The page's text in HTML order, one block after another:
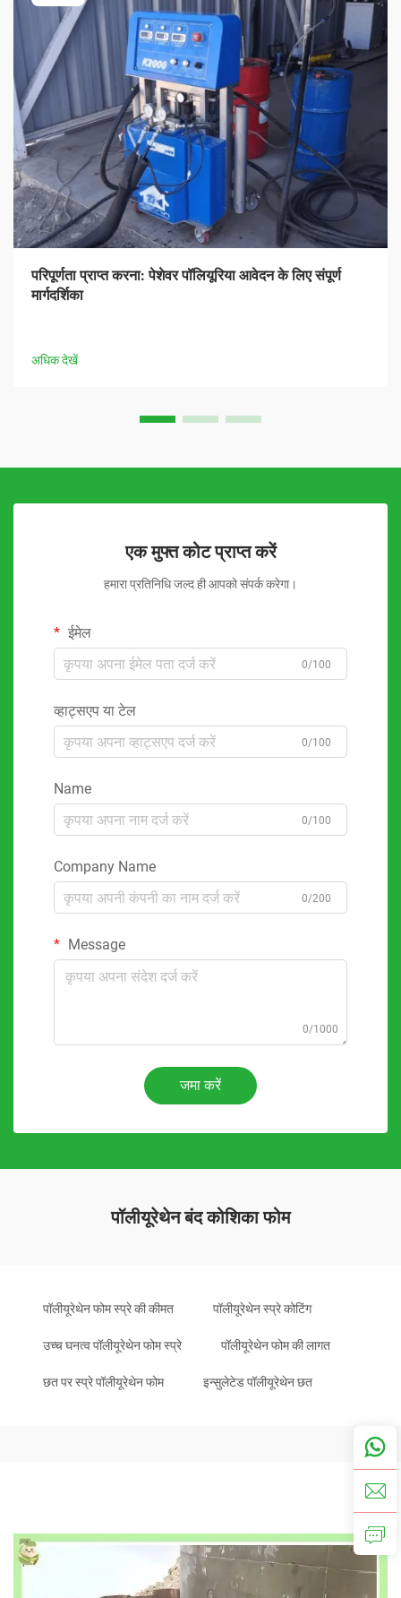
परिपूर्णता प्राप्त करना: पेशेवर पॉलियूरिया आवेदन के लिए संपूर्ण
मार्गदर्शिका
अधिक देखें
एक मुफ्त कोट प्राप्त करें
हमारा प्रतिनिधि जल्द ही आपको संपर्क करेगा।
ईमेल
0/100
व्हाट्सएप या टेल
0/100
Name
0/100
Company Name
0/200
Message
0/1000
जमा करें
पॉलीयूरेथेन बंद कोशिका फोम
पॉलीयूरेथेन फोम स्प्रे की कीमत पॉलीयूरेथेन स्प्रे कोटिंग
उच्च घनत्व पॉलीयूरेथेन फोम स्प्रे पॉलीयूरेथेन फोम की लागत
छत पर स्प्रे पॉलीयूरेथेन फोम इन्सुलेटेड पॉलीयूरेथेन छत